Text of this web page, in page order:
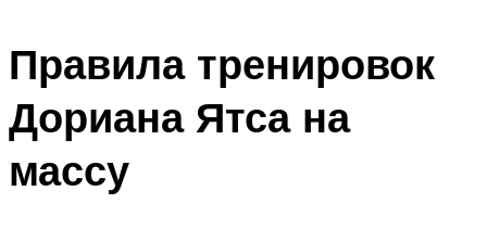
Правила тренировок
Дориана Ятса на
массу